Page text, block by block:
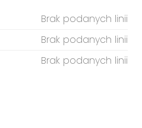
Brak podanych linii
Brak podanych linii
Brak podanych linii